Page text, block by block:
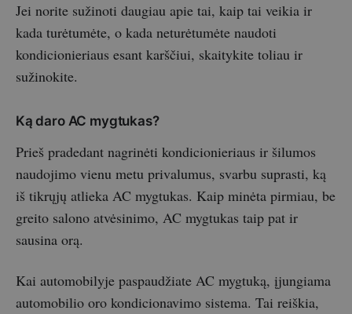
Jei norite sužinoti daugiau apie tai, kaip tai veikia ir
kada turėtumėte, o kada neturėtumėte naudoti
kondicionieriaus esant karščiui, skaitykite toliau ir
sužinokite.
Ką daro AC mygtukas?
Prieš pradedant nagrinėti kondicionieriaus ir šilumos
naudojimo vienu metu privalumus, svarbu suprasti, ką
iš tikrųjų atlieka AC mygtukas. Kaip minėta pirmiau, be
greito salono atvėsinimo, AC mygtukas taip pat ir
sausina orą.
Kai automobilyje paspaudžiate AC mygtuką, įjungiama
automobilio oro kondicionavimo sistema. Tai reiškia,